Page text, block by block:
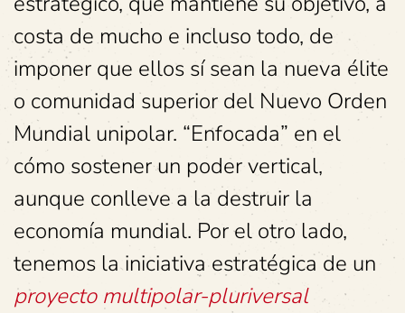
costa de mucho e incluso todo, de
imponer que ellos sí sean la nueva élite
o comunidad superior del Nuevo Orden
Mundial unipolar. “Enfocada” en el
cómo sostener un poder vertical,
aunque conlleve a la destruir la
economía mundial. Por el otro lado,
tenemos la iniciativa estratégica de un
proyecto multipolar-pluriversal